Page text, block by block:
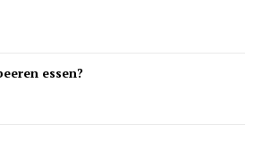
essen?